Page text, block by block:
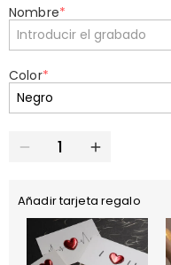
Nombre*
Color*
Añadir tarjeta regalo